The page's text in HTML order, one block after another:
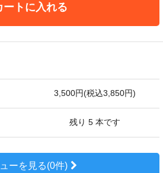
ートに入れる
3,500円(税込3,850円)
残り 5 本です
ーを見る(0件)